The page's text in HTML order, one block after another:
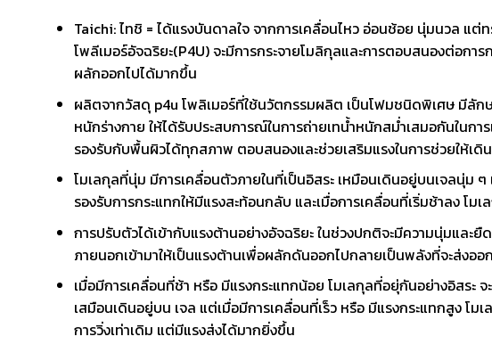
Taichi: ไทชิ = ได้แรงบันดาลใจ จากการเคลื่อนไหว อ่อนช้อย นุ่มนวล
โพลีเมอร์อัจฉริยะ(P4U) จะมีการกระจายโมลิกุลและการตอบสนองต่อก
ผลักออกไปได้มากขึ้น
ผลิตจากวัสดุ p4u โพลิเมอร์ที่ใช้นวัตกรรมผลิต เป็นโฟมชนิดพิเศษ มีลัก
หนักร่างกาย ให้ได้รับประสบการณ์ในการถ่ายเทน้ำหนักสม่ำเสมอกันในก
รองรับกับพื้นผิวได้ทุกสภาพ ตอบสนองและช่วยเสริมแรงในการช่วยให้เดิ
โมเลกุลที่นุ่ม มีการเคลื่อนตัวภายในที่เป็นอิสระ เหมือนเดินอยู่บนเจลนุ่ม
รองรับการกระแทกให้มีแรงสะท้อนกลับ และเมื่อการเคลื่อนที่เริ่มช้าลง โ
การปรับตัวได้เข้ากับแรงต้านอย่างอัจฉริยะ ในช่วงปกติจะมีความนุ่มและ
ภายนอกเข้ามาให้เป็นแรงต้านเพื่อผลักดันออกไปกลายเป็นพลังที่จะส่งอ
เมื่อมีการเคลื่อนที่ช้า หรือ มีแรงกระแทกน้อย โมเลกุลที่อยุ่กันอย่างอิสร
เสมือนเดินอยู่บน เจล แต่เมื่อมีการเคลื่อนที่เร็ว หรือ มีแรงกระแทกสูง โม
การวิ่งเท่าเดิม แต่มีแรงส่งได้มากยิ่งขึ้น